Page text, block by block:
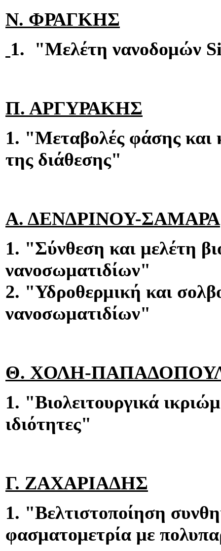
Ν. ΦΡΑΓΚΗΣ
1. "Μελέτη νανοδομών Si
Π. ΑΡΓΥΡΑΚΗΣ
1. "Μεταβολές φάσης και
της διάθεσης"
Α. ΔΕΝΔΡΙΝΟΥ-ΣΑΜΑΡΑ
1. "Σύνθεση και μελέτη
νανοσωματιδίων"
2. "Υδροθερμική και
νανοσωματιδίων"
Θ. ΧΟΛΗ-
1. "Βιολειτουργικά
ιδιότητες"
Γ. ΖΑΧΑΡΙΑΔΗΣ
1. "Βελτιστοποίηση
φασματομετρία με